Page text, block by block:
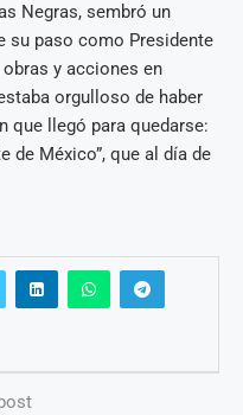
Negras, sembró un
su paso como Presidente
y acciones en
orgulloso de haber
que llegó para quedarse:
de México”, que al día de